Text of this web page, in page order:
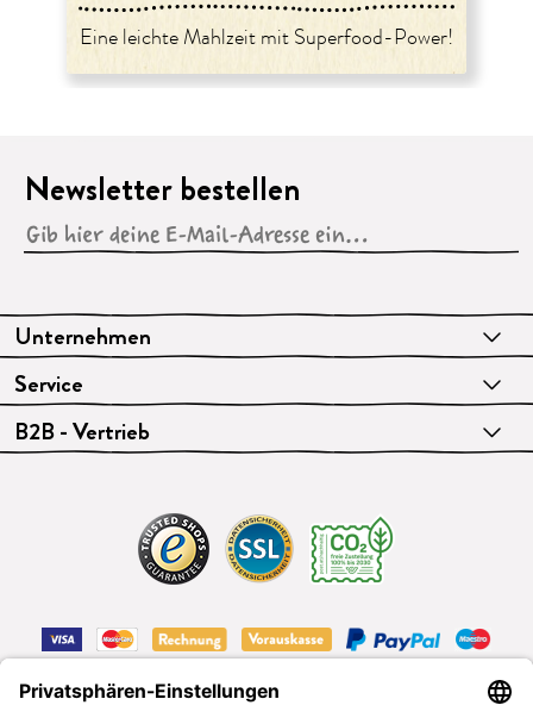
Eine leichte Mahlzeit mit Superfood-Power!
Unternehmen
Service
B2B - Vertrieb
Newsletter bestellen